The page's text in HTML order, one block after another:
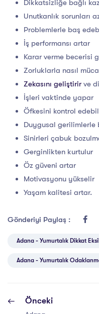
Dikkatsizliğe bağlı
Unutkanlık sorunları
Problemlerle baş
İş performansı artar
Karar verme becerisi
Zorluklarla nasıl
Zekasını geliştirir ve
İşleri vaktinde yapar
Öfkesini kontrol
Duygusal gerilimlerle
Sinirleri çabuk
Gerginlikten kurtulur
Öz güveni artar
Motivasyonu yükselir
Yaşam kalitesi artar.
Gönderiyi Paylaş :
Adana - Yumurtalık Dikkat
Adana - Yumurtalık
Önceki